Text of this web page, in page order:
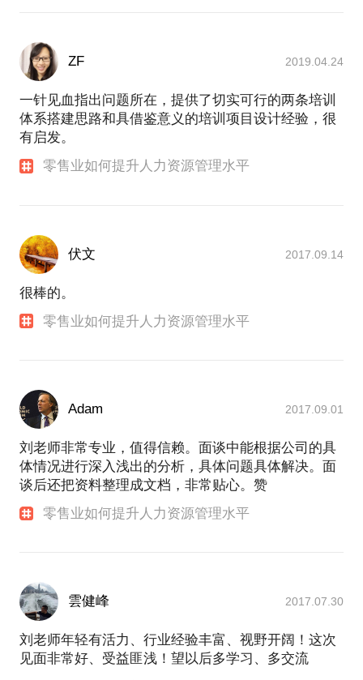
ZF 2019.04.24
一针见血指出问题所在，提供了切实可行的两条培训
体系搭建思路和具借鉴意义的培训项目设计经验，很
有启发。
零售业如何提升人力资源管理水平
伏文 2017.09.14
很棒的。
零售业如何提升人力资源管理水平
Adam 2017.09.01
刘老师非常专业，值得信赖。面谈中能根据公司的具
体情况进行深入浅出的分析，具体问题具体解决。面
谈后还把资料整理成文档，非常贴心。赞
零售业如何提升人力资源管理水平
雲健峰 2017.07.30
刘老师年轻有活力、行业经验丰富、视野开阔！这次
见面非常好、受益匪浅！望以后多学习、多交流